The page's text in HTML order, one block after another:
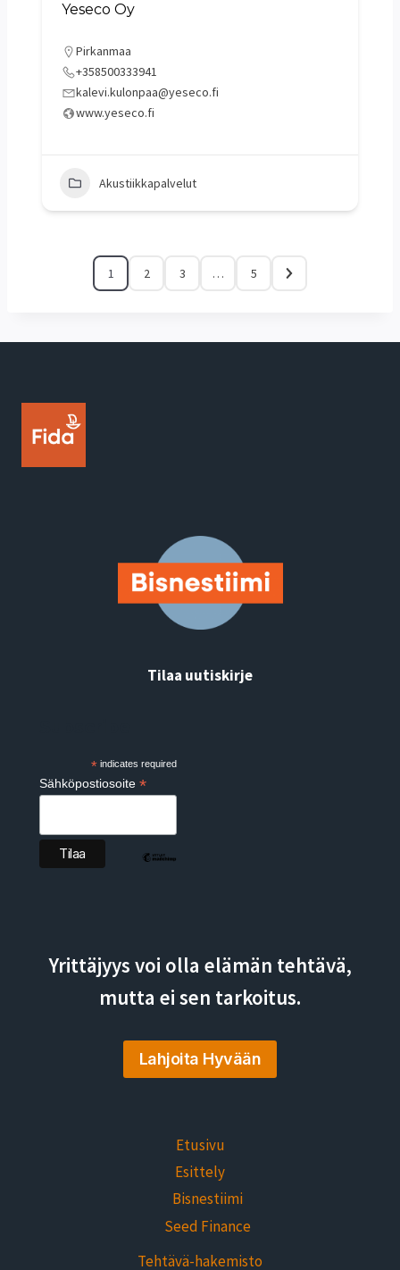
Yeseco Oy
Pirkanmaa
+358500333941
kalevi.kulonpaa@yeseco.fi
www.yeseco.fi
Akustiikkapalvelut
1 2 3 … 5
Tilaa uutiskirje
*indicates required
Sähköpostiosoite *
Yrittäjyys voi olla elämän tehtävä,
mutta ei sen tarkoitus.
Lahjoita Hyvään
Etusivu
Esittely
Bisnestiimi
Seed Finance
Tehtävä-hakemisto